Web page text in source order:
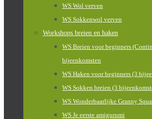
WS Wol verven
WS Sokkenwol verven
Workshops breien en haken
WS Breien voor beginners
bijeenkomsten
WS Haken voor beginners (3
WS Sokken breien (3
WS Wonderbaarlijke Granny
WS Je eerste amigurumi